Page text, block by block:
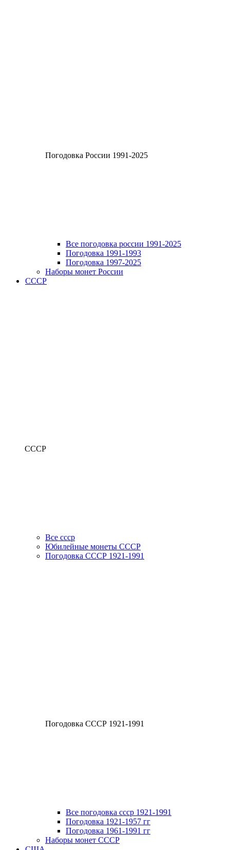
Погодовка России 1991-2025
Все погодовка россии 1991-2025
Погодовка 1991-1993
Погодовка 1997-2025
Наборы монет России
СССР
СССР
Все ссср
Юбилейные монеты СССР
Погодовка СССР 1921-1991
Погодовка СССР 1921-1991
Все погодовка ссср 1921-1991
Погодовка 1921-1957 гг
Погодовка 1961-1991 гг
Наборы монет СССР